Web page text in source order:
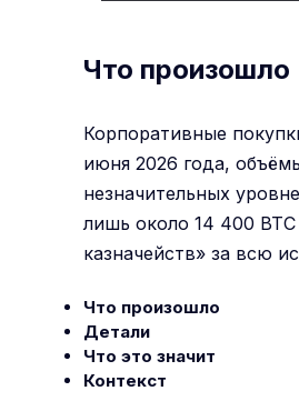
Что произошло
Корпоративные
июня 2026 года,
незначительных
лишь около 14 400
казначейств» за всю
Что произошло
Детали
Что это значит
Контекст